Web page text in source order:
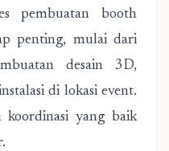
pembuatan booth
penting, mulai dari
desain 3D,
di lokasi event.
koordinasi yang baik